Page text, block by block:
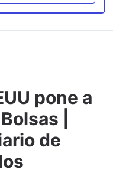
pone a
|
de